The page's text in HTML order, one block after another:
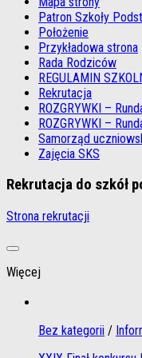
Patron Szkoły
Położenie
Przykładowa strona
Rada Rodziców
REGULAMIN
Rekrutacja
ROZGRYWKI –
ROZGRYWKI –
Samorząd
Zajęcia SKS
Rekrutacja do szkół
Strona rekrutacji
Więcej
Bez kategorii /